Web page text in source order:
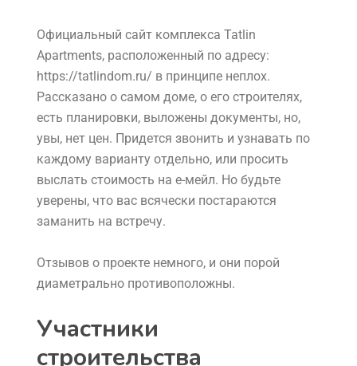
Официальный сайт комплекса Tatlin
Apartments, расположенный по адресу:
https://tatlindom.ru/ в принципе неплох.
Рассказано о самом доме, о его строителях,
есть планировки, выложены документы, но,
увы, нет цен. Придется звонить и узнавать по
каждому варианту отдельно, или просить
выслать стоимость на е-мейл. Но будьте
уверены, что вас всячески постараются
заманить на встречу.
Отзывов о проекте немного, и они порой
диаметрально противоположны.
Участники
строительства